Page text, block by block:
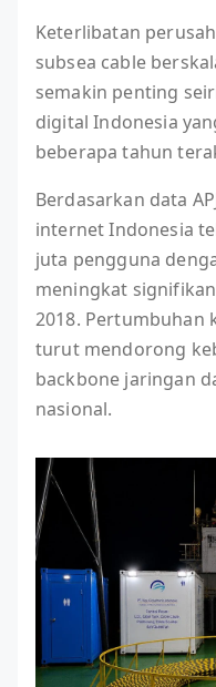
Keterlibatan
subsea cable
semakin penting
digital Indonesia
beberapa tahun
Berdasarkan data
internet Indonesia
juta pengguna
meningkat
2018. Pertumbuhan
turut mendorong
backbone jaringan
nasional.